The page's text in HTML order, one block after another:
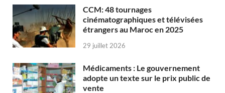
CCM: 48 tournages
cinématographiques et télévisées
étrangers au Maroc en 2025
29 juillet 2026
Médicaments : Le gouvernement
adopte un texte sur le prix public de
vente